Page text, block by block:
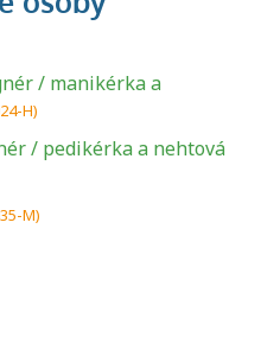
/ manikérka a
H)
/ pedikérka a nehtová
M)
kvalifikací.